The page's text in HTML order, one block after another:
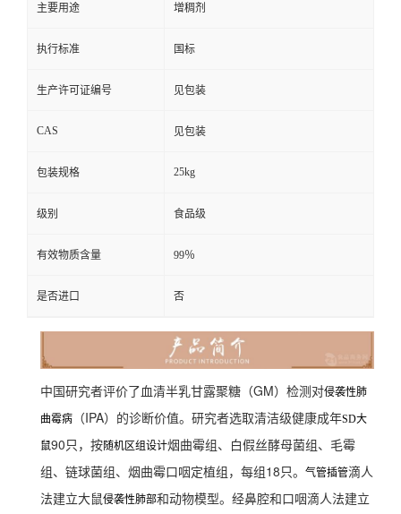
主要用途 增稠剂
执行标准 国标
生产许可证编号 见包装
CAS 见包装
包装规格 25kg
级别 食品级
有效物质含量 99％
是否进口 否
中国研究者评价了血清半乳甘露聚糖（GM）检测对侵袭性肺
曲霉病 （IPA）的诊断价值。研究者选取清洁级健康成年SD大
鼠90只，按随机区组设计烟曲霉组、白假丝酵母菌组、毛霉
组、链球菌组、烟曲霉口咽定植组，每组18只。
气管插管滴人
法建立大鼠侵袭性肺部和动物模型。经鼻腔和口咽滴人法建立